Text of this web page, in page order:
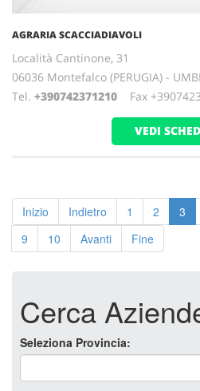
AGRARIA SCACCIADIAVOLI
Località Cantinone, 31
06036 Montefalco (PERUGIA) -
Tel. +390742371210 Fax
VEDI
Inizio Indietro 1 2 3
9
10 Avanti Fine
Cerca
Seleziona Provincia: